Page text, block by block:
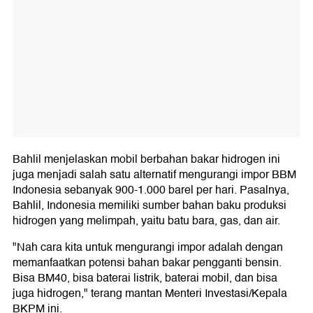
Bahlil menjelaskan mobil berbahan bakar hidrogen ini
juga menjadi salah satu alternatif mengurangi impor BBM
Indonesia sebanyak 900-1.000 barel per hari. Pasalnya,
Bahlil, Indonesia memiliki sumber bahan baku produksi
hidrogen yang melimpah, yaitu batu bara, gas, dan air.
"Nah cara kita untuk mengurangi impor adalah dengan
memanfaatkan potensi bahan bakar pengganti bensin.
Bisa BM40, bisa baterai listrik, baterai mobil, dan bisa
juga hidrogen," terang mantan Menteri Investasi/Kepala
BKPM ini.